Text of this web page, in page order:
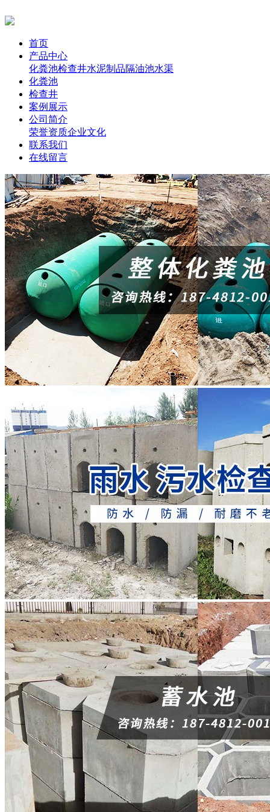
首页
产品中心
化粪池检查井水泥制品隔油池水渠
化粪池
检查井
案例展示
公司简介
荣誉资质企业文化
联系我们
在线留言